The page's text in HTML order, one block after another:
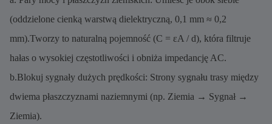
(oddzielone cienką warstwą dielektryczną, 0,1 mm ≈ 0,2
mm).Tworzy to naturalną pojemność (C = εA / d), która filtruje
hałas o wysokiej częstotliwości i obniża impedancję AC.
b.Blokuj sygnały dużych prędkości: Strony sygnału trasy między
dwiema płaszczyznami naziemnymi (np. Ziemia → Sygnał →
Ziemia).